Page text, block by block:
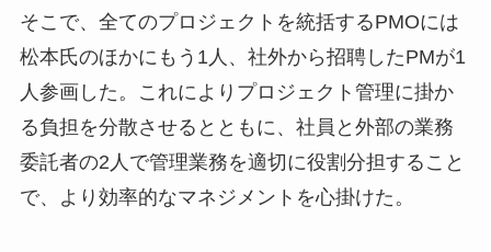
そこで、全てのプロジェクトを統括するPMOには
松本氏のほかにもう1人、社外から招聘したPMが1
人参画した。これによりプロジェクト管理に掛か
る負担を分散させるとともに、社員と外部の業務
委託者の2人で管理業務を適切に役割分担すること
で、より効率的なマネジメントを心掛けた。